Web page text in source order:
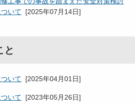
いて [2025年07月14日]
と
いて [2025年04月01日]
いて [2023年05月26日]